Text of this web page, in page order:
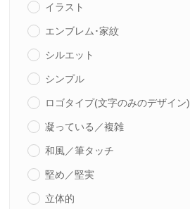
イラスト
エンブレム･家紋
シルエット
シンプル
ロゴタイプ(文字のみのデザイン)
凝っている／複雑
和風／筆タッチ
堅め／堅実
立体的